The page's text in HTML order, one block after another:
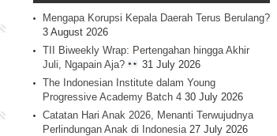
Mengapa Korupsi Kepala Daerah Terus Berulang?
3 August 2026
TII Biweekly Wrap: Pertengahan hingga Akhir
Juli, Ngapain Aja?
31 July 2026
The Indonesian Institute dalam Young
Progressive Academy Batch 4 30 July 2026
Catatan Hari Anak 2026, Menanti Terwujudnya
Perlindungan Anak di Indonesia 27 July 2026